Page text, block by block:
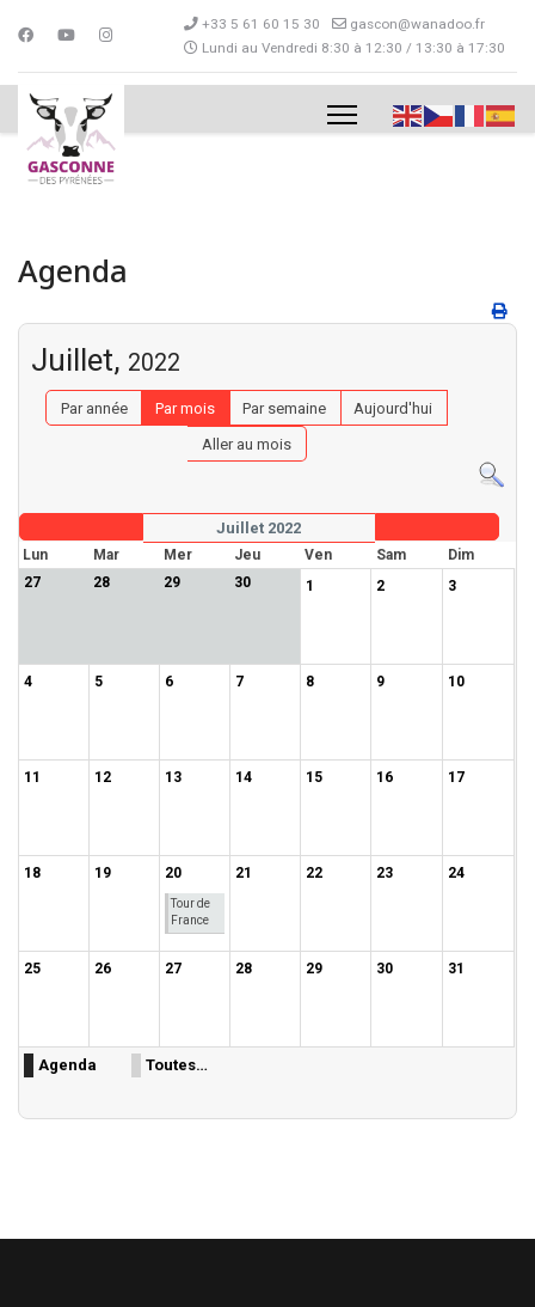
+33 5 61 60 15 30
gascon@wanadoo.fr
Lundi au Vendredi 8:30 à 12:30 / 13:30 à 17:30
Agenda
Juillet, 2022
Par année Par mois Par semaine
Aujourd'hui
Aller au mois
Juillet 2022
Lun Mar Mer Jeu Ven Sam
Dim
27
28 29 30 1 2 3
4 5 6 7 8 9 10
11 12 13 14 15 16 17
18 19 20
Tour de
France
21 22 23 24
25 26 27 28 29 30 31
Agenda Toutes…